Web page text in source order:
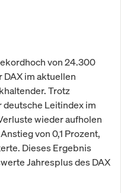
von 24.300
DAX im aktuellen
Trotz
Leitindex im
wieder aufholen
von 0,1 Prozent,
Dieses Ergebnis
Jahresplus des DAX